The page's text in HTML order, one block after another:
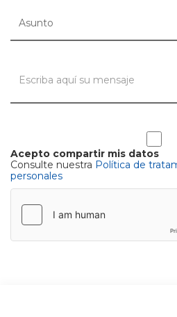
Acepto compartir mis datos
Consulte nuestra Política de
personales